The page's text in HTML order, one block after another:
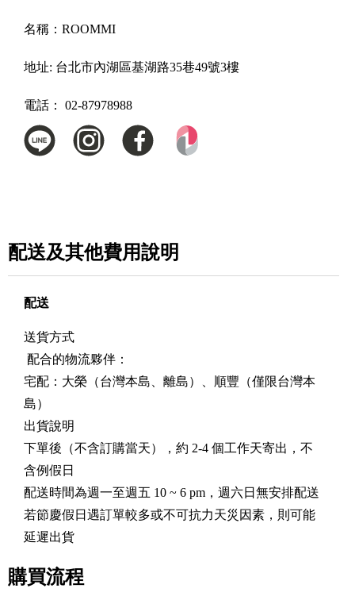
名稱： ROOMMI
地址: 台北市內湖區基湖路35巷49號3樓
電話： 02-87978988
配送及其他費用說明
配送
送貨方式
配合的物流夥伴：
宅配：大榮（台灣本島、離島）、順豐（僅限台灣本
島）
出貨說明
下單後（不含訂購當天），約 2-4 個工作天寄出，不
含例假日
配送時間為週一至週五 10 ~ 6 pm，週六日無安排配送
若節慶假日遇訂單較多或不可抗力天災因素，則可能
延遲出貨
購買流程